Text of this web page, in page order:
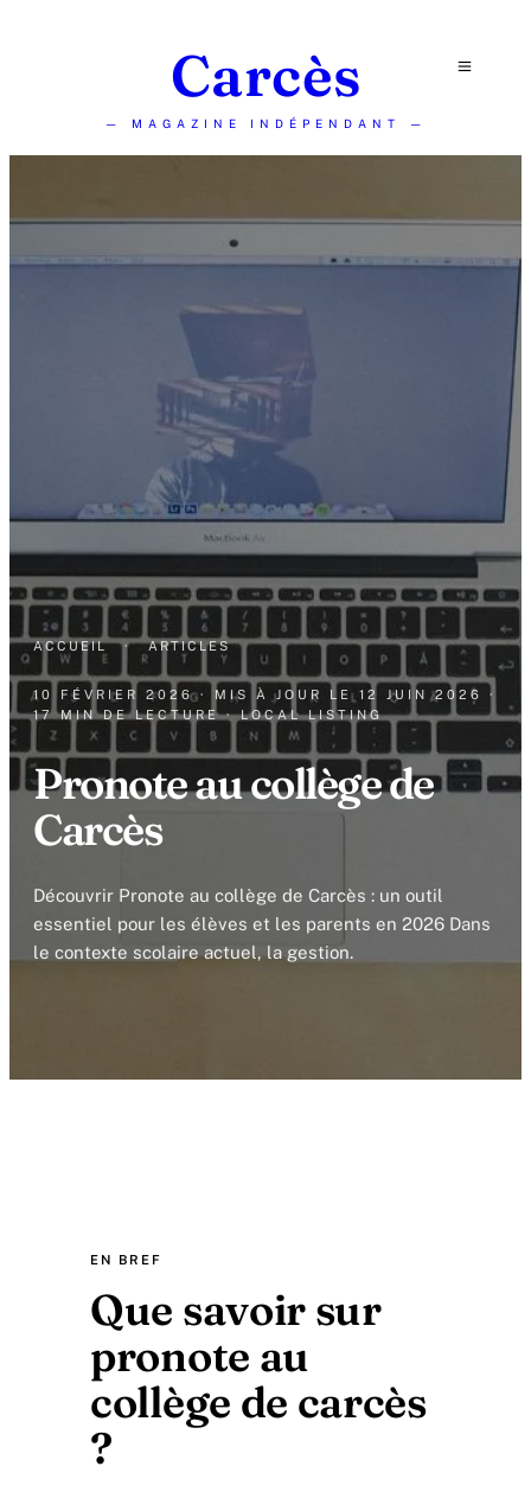
Carcès
— MAGAZINE INDÉPENDANT —
ACCUEIL · ARTICLES
10 FÉVRIER 2026 · MIS À JOUR LE 12 JUIN 2026
·
17 MIN DE LECTURE · LOCAL LISTING
Pronote au collège de
Carcès
Découvrir Pronote au collège de Carcès : un outil
essentiel pour les élèves et les parents en 2026 Dans
le contexte scolaire actuel, la gestion.
EN BREF
Que savoir sur
pronote au
collège de carcès
?